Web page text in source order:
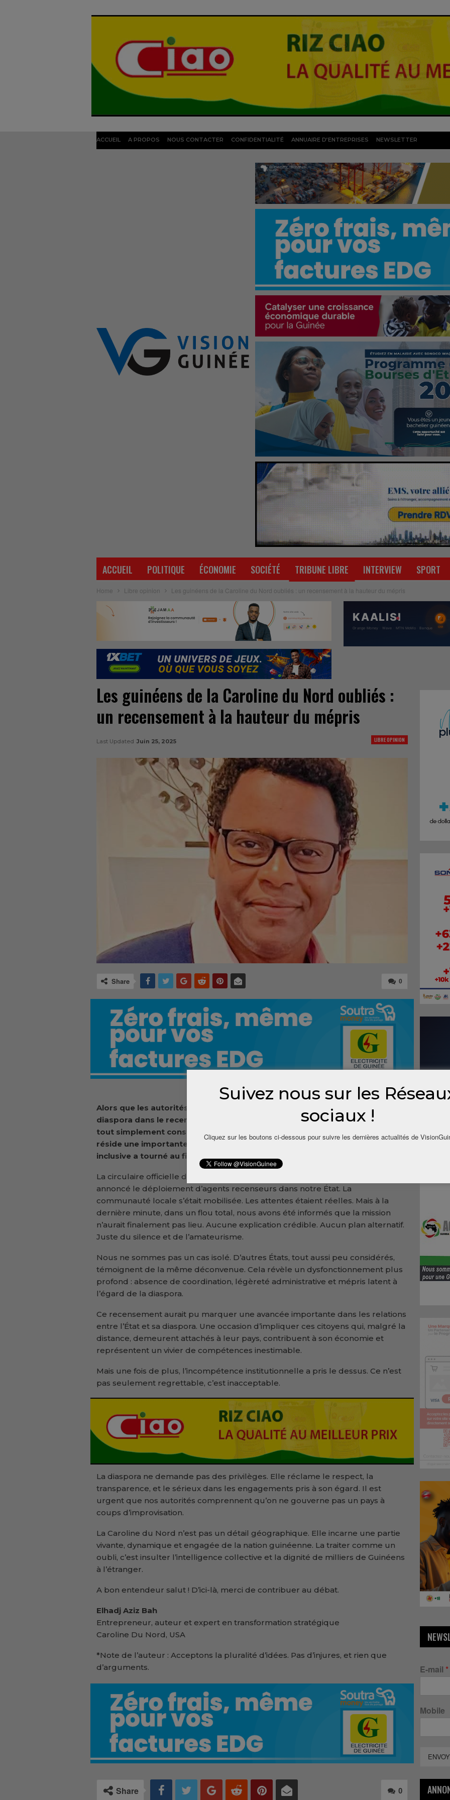
ACCUEIL A PROPOS NOUS CONTACTER CONFIDENTIALITÉ ANNUAIRE D’ENTREPRISES NEWSLETTER
ACCUEIL POLITIQUE ÉCONOMIE SOCIÉTÉ TRIBUNE LIBRE INTERVIEW SPORT
Home Libre opinion Les guinéens de la Caroline du Nord oubliés : un recensement à la hauteur du mépris
Les guinéens de la Caroline du Nord oubliés :
un recensement à la hauteur du mépris
LIBRE OPINION
Last Updated Juin 25, 2025
0
Share
Alors que les autorités guinéennes affichaient leur volonté d’inclure la
diaspora dans le recensement national, la réalité vécue sur le terrain est
tout simplement consternante. En Caroline du Nord, État américain où
réside une importante communauté guinéenne, cette opération censée être
inclusive a tourné au fiasco.
La circulaire officielle de l’ambassade de Guinée à Washington avait pourtant
annoncé le déploiement d’agents recenseurs dans notre État. La
communauté locale s’était mobilisée. Les attentes étaient réelles. Mais à la
dernière minute, dans un flou total, nous avons été informés que la mission
n’aurait finalement pas lieu. Aucune explication crédible. Aucun plan alternatif.
Juste du silence et de l’amateurisme.
Nous ne sommes pas un cas isolé. D’autres États, tout aussi peu considérés,
témoignent de la même déconvenue. Cela révèle un dysfonctionnement plus
profond : absence de coordination, légèreté administrative et mépris latent à
l’égard de la diaspora.
Ce recensement aurait pu marquer une avancée importante dans les relations
entre l’État et sa diaspora. Une occasion d’impliquer ces citoyens qui, malgré la
distance, demeurent attachés à leur pays, contribuent à son économie et
représentent un vivier de compétences inestimable.
Mais une fois de plus, l’incompétence institutionnelle a pris le dessus. Ce n’est
pas seulement regrettable, c’est inacceptable.
La diaspora ne demande pas des privilèges. Elle réclame le respect, la
transparence, et le sérieux dans les engagements pris à son égard. Il est
urgent que nos autorités comprennent qu’on ne gouverne pas un pays à
coups d’improvisation.
La Caroline du Nord n’est pas un détail géographique. Elle incarne une partie
vivante, dynamique et engagée de la nation guinéenne. La traiter comme un
oubli, c’est insulter l’intelligence collective et la dignité de milliers de Guinéens
à l’étranger.
A bon entendeur salut ! D’ici-là, merci de contribuer au débat.
Elhadj Aziz Bah
Entrepreneur, auteur et expert en transformation stratégique
Caroline Du Nord, USA
*Note de l’auteur : Acceptons la pluralité d’idées. Pas d’injures, et rien que
d’arguments.
0
Share
E-mail *
Mobile
Suivez nous sur les
sociaux !
Cliquez sur les boutons ci-dessous pour suivre les dernières actualités de